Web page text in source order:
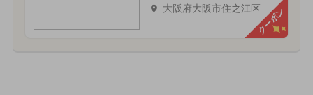
大阪府大阪市住之江区クーポン